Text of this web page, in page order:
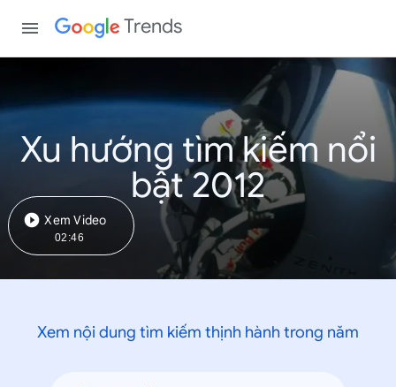
Trends
Xu hướng tìm kiếm nổi
bật 2012
Xem Video
02:46
Xem nội dung tìm kiếm thịnh hành trong năm